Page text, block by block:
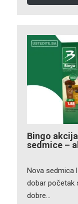
Bingo
sedmice –
Nova sedmica
dobar početak
dobre…